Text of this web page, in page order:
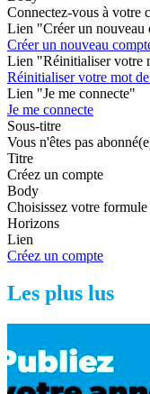
Connectez-vous à votre
Lien "Créer un nouveau
Créer un nouveau
Lien "Réinitialiser votre
Réinitialiser votre mot de
Lien "Je me connecte"
Je me connecte
Sous-titre
Vous n'êtes pas
Titre
Créez un compte
Body
Choisissez votre
Horizons
Lien
Créez un compte
Les plus lus